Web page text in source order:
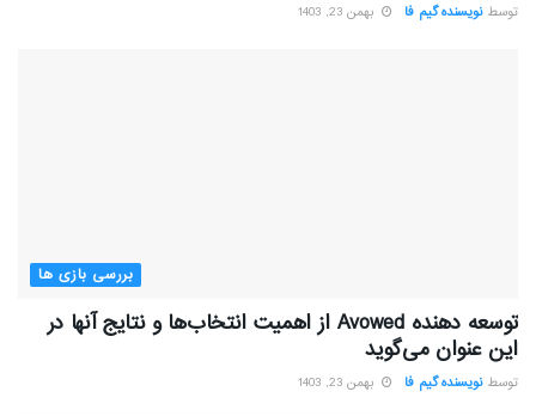
توسط نویسنده گیم فا بهمن 23, 1403
بررسی بازی ها
توسعه دهنده Avowed از اهمیت انتخاب‌ها و نتایج آنها در
این عنوان می‌گوید
توسط نویسنده گیم فا بهمن 23, 1403